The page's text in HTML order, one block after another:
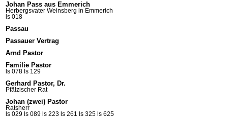
Johan Pass aus Emmerich
Herbergsvater Weinsberg in Emmerich
ls 018
Passau
Passauer Vertrag
Arnd Pastor
Familie Pastor
ls 078 ls 129
Gerhard Pastor, Dr.
Pfälzischer Rat
Johan (zwei) Pastor
Ratsherr
ls 029 ls 089 ls 223 ls 261 ls 325 ls 625